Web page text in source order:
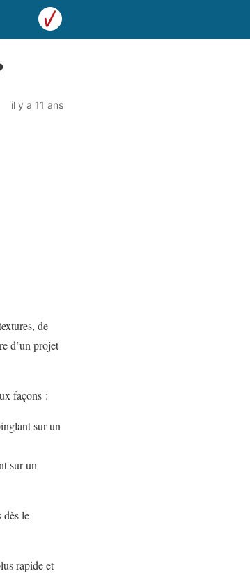
il y a 11 ans
de
d’un projet
façons :
sur un
sur un
dès le
rapide et